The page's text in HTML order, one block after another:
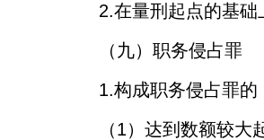
2.在量刑起点的基
（九）职务侵占罪
1.构成职务侵占罪
（1）达到数额较大